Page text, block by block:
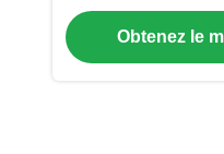
un écran
Obtenez le